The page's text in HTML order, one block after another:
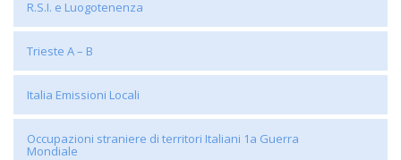
R.S.I. e Luogotenenza
Trieste A – B
Italia Emissioni Locali
Occupazioni straniere di territori Italiani 1a Guerra
Mondiale